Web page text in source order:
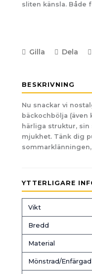
sliten känsla. Både
Gilla Dela
BESKRIVNING
Nu snackar vi
bäckochbölja (även
härliga struktur, sin
mjukhet. Tänk dig
YTTERLIGARE
Vikt
Bredd
Material
Mönstrad/Enfärgad